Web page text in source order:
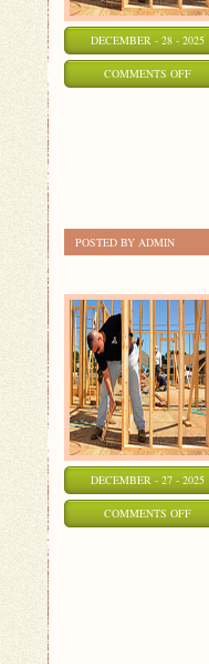
DECEMBER - 28 - 2025
COMMENTS OFFON
POSTED BY ADMIN
DECEMBER - 27 - 2025
COMMENTS OFFON